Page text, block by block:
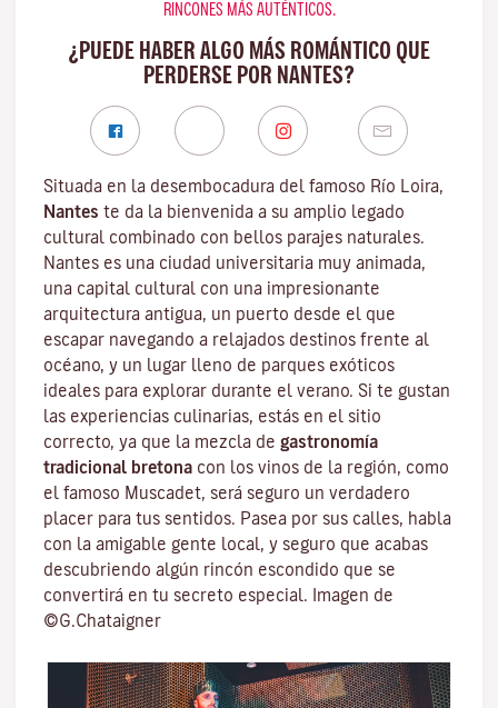
RINCONES MÁS AUTÉNTICOS.
¿PUEDE HABER ALGO MÁS ROMÁNTICO QUE
PERDERSE POR NANTES?
Situada en la desembocadura del famoso Río Loira,
Nantes te da la bienvenida a su amplio legado
cultural combinado con bellos parajes naturales.
Nantes es una ciudad universitaria muy animada,
una capital cultural con una impresionante
arquitectura antigua, un puerto desde el que
escapar navegando a relajados destinos frente al
océano, y un lugar lleno de parques exóticos
ideales para explorar durante el verano. Si te gustan
las experiencias culinarias, estás en el sitio
correcto, ya que la mezcla de gastronomía
tradicional bretona con los vinos de la región, como
el famoso Muscadet, será seguro un verdadero
placer para tus sentidos. Pasea por sus calles, habla
con la amigable gente local, y seguro que acabas
descubriendo algún rincón escondido que se
convertirá en tu secreto especial. Imagen de
©G.Chataigner